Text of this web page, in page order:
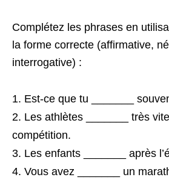
Complétez les phrases en
la forme correcte (affirmative,
interrogative) :
Est-ce que tu _______
Les athlètes _______ très
compétition.
Les enfants _______ après
Vous avez _______ un